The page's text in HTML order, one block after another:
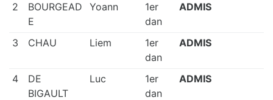
i
g
u
2
BOURGEAD
E
Yoann
1er
dan
ADMIS
3 CHAU Liem
1er
dan
ADMIS
4
DE
BIGAULT
Luc
1er
dan
ADMIS